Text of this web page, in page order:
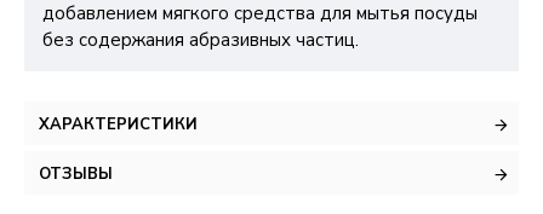
добавлением мягкого средства для мытья посуды
без содержания абразивных частиц.
ХАРАКТЕРИСТИКИ
ОТЗЫВЫ